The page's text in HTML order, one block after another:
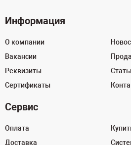
Информация
О компании
Вакансии
Реквизиты
Сертификаты
Сервис
Оплата
Доставка